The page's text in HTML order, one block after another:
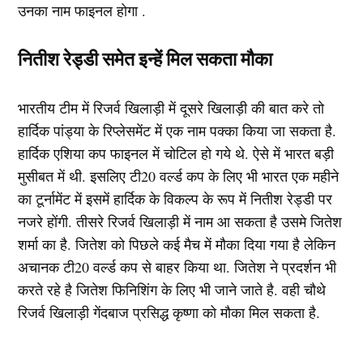
उनका नाम फाइनल होगा .
नितीश रेड्डी समेत इन्हें मिल सकता मौका
भारतीय टीम में रिजर्व खिलाड़ी में दूसरे खिलाड़ी की बात करे तो
हार्दिक पांड्या के रिप्लेसमेंट में एक नाम पक्का किया जा सकता है.
हार्दिक एशिया कप फाइनल में चोटिल हो गये थे. ऐसे में भारत बड़ी
मुसीबत में थी. इसलिए टी20 वर्ल्ड कप के लिए भी भारत एक महीने
का टूर्नामेंट में इसमें हार्दिक के विकल्प के रूप में नितीश रेड्डी पर
नजरे होंगी. तीसरे रिजर्व खिलाड़ी में नाम आ सकता है उसमे जितेश
शर्मा का है. जितेश को पिछले कई मैच में मौका दिया गया है लेकिन
अचानक टी20 वर्ल्ड कप से बाहर किया था. जितेश ने प्रदर्शन भी
करते रहे है जितेश फिनिशिंग के लिए भी जाने जाते है. वही चौथे
रिजर्व खिलाड़ी गेंदबाज प्रसिद्ध कृष्णा को मौका मिल सकता है.